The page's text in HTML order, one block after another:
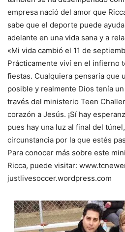
empresa nació del amor que
sabe que el deporte puede
adelante en una vida sana y a
«Mi vida cambió el 11 de
Prácticamente viví en el infierno
fiestas. Cualquiera pensaría que
posible y realmente Dios tenía
través del ministerio Teen
corazón a Jesús. ¡Sí hay
pues hay una luz al final del
circunstancia por la que estés
Para conocer más sobre este
Ricca, puede visitar:
justlivesoccer.wordpress.com